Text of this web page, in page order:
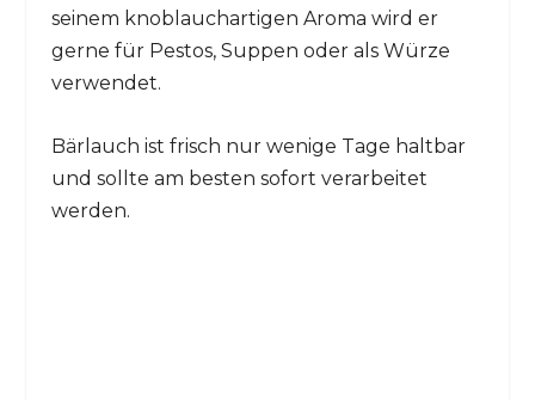
seinem knoblauchartigen Aroma wird er
gerne für Pestos, Suppen oder als Würze
verwendet.
Bärlauch ist frisch nur wenige Tage haltbar
und sollte am besten sofort verarbeitet
werden.